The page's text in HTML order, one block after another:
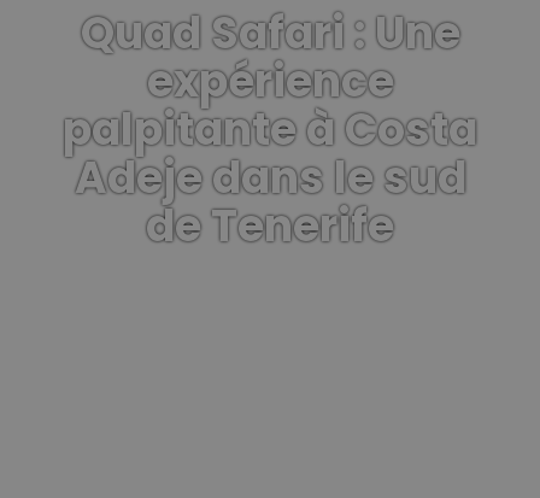
Quad Safari : Une
expérience
palpitante à Costa
Adeje dans le sud
de Tenerife